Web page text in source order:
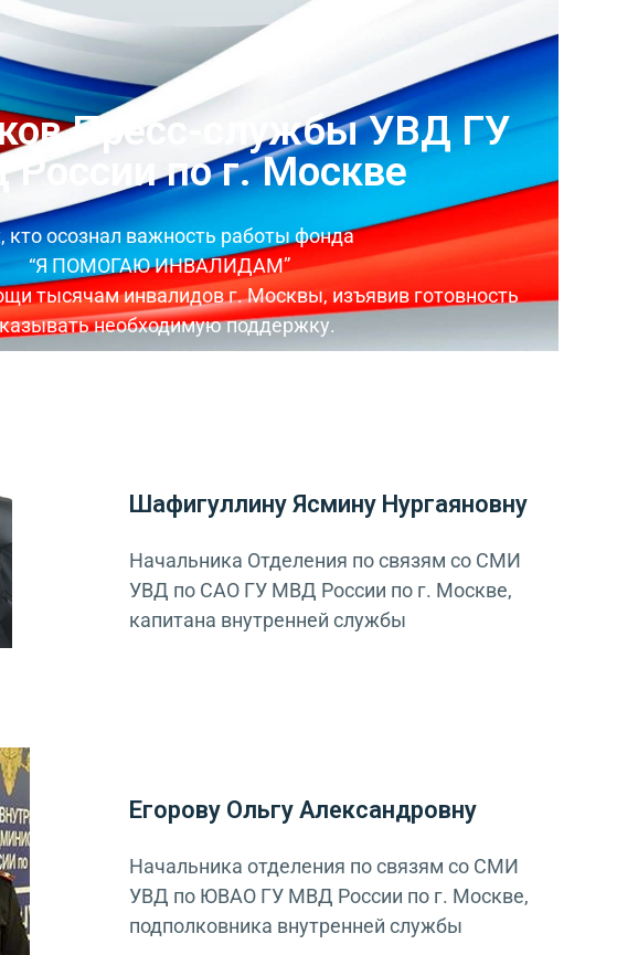
Пресс-службы УВД ГУ
по г. Москве
кто осознал важность работы фонда
“Я ПОМОГАЮ ИНВАЛИДАМ”
тысячам инвалидов г. Москвы, изъявив готовность
необходимую поддержку.
Шафигуллину Ясмину Нургаяновну
Начальника Отделения по связям со СМИ
УВД по САО ГУ МВД России по г. Москве,
капитана внутренней службы
Егорову Ольгу Александровну
Начальника отделения по связям со СМИ
УВД по ЮВАО ГУ МВД России по г. Москве,
подполковника внутренней службы